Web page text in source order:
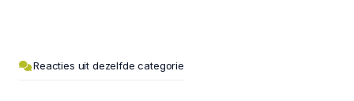
Reacties uit dezelfde categorie